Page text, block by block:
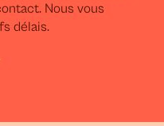
Nous vous
délais.